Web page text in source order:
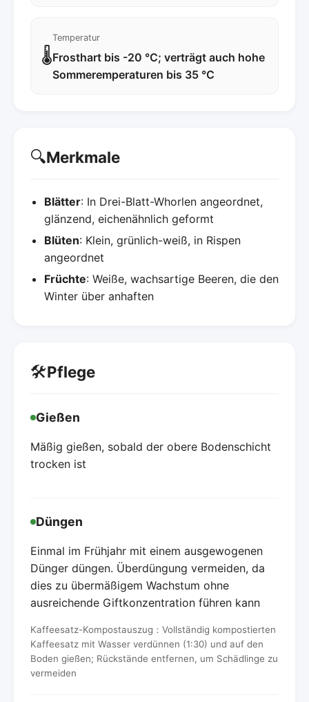
🌡️
Temperatur
Frosthart bis -20 °C; verträgt auch hohe
Sommeremperaturen bis 35 °C
🔍Merkmale
Blätter: In Drei-Blatt-Whorlen angeordnet,
glänzend, eichenähnlich geformt
Blüten: Klein, grünlich-weiß, in Rispen
angeordnet
Früchte: Weiße, wachsartige Beeren, die den
Winter über anhaften
🛠️Pflege
Gießen
Mäßig gießen, sobald der obere Bodenschicht
trocken ist
Düngen
Einmal im Frühjahr mit einem ausgewogenen
Dünger düngen. Überdüngung vermeiden, da
dies zu übermäßigem Wachstum ohne
ausreichende Giftkonzentration führen kann
Kaffeesatz-Kompostauszug：Vollständig kompostierten
Kaffeesatz mit Wasser verdünnen (1:30) und auf den
Boden gießen; Rückstände entfernen, um Schädlinge zu
vermeiden